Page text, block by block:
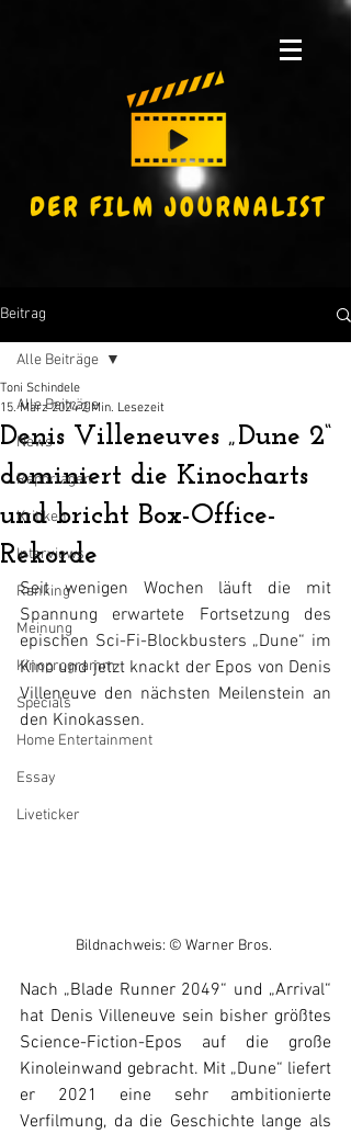
Beitrag
Alle Beiträge
News
Reportagen
Kritiken
Interviews
Ranking
Meinung
Kinoprogramm
Specials
Home Entertainment
Essay
Liveticker
Alle Beiträge
Denis Villeneuves „Dune 2“
dominiert die Kinocharts
und bricht Box-Office-
Rekorde
Toni Schindele
15. März 2024 2 Min. Lesezeit
Seit wenigen Wochen läuft die mit
Spannung erwartete Fortsetzung des
epischen Sci-Fi-Blockbusters „Dune“ im
Kino und jetzt knackt der Epos von Denis
Villeneuve den nächsten Meilenstein an
den Kinokassen.
Bildnachweis: © Warner Bros.
Nach „Blade Runner 2049“ und „Arrival“
hat Denis Villeneuve sein bisher größtes
Science-Fiction-Epos auf die große
Kinoleinwand gebracht. Mit „Dune“ liefert
er 2021 eine sehr ambitionierte
Verfilmung, da die Geschichte lange als